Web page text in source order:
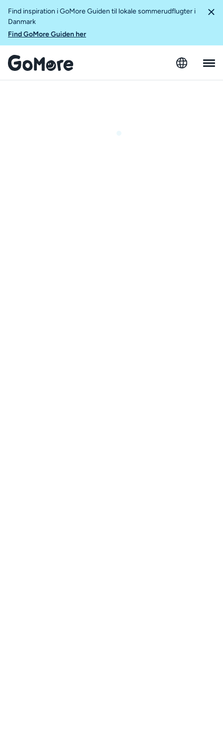
Find inspiration i GoMore Guiden til lokale sommerudflugter i
Danmark
Find GoMore Guiden her